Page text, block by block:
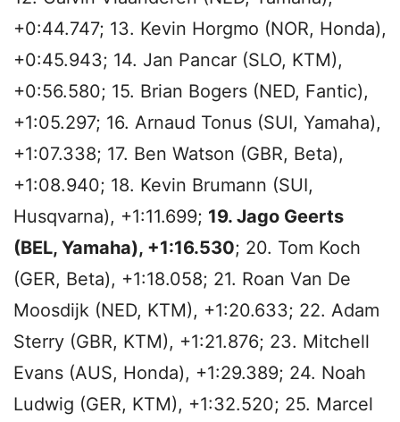
+0:44.747; 13. Kevin Horgmo (NOR, Honda),
+0:45.943; 14. Jan Pancar (SLO, KTM),
+0:56.580; 15. Brian Bogers (NED, Fantic),
+1:05.297; 16. Arnaud Tonus (SUI, Yamaha),
+1:07.338; 17. Ben Watson (GBR, Beta),
+1:08.940; 18. Kevin Brumann (SUI,
Husqvarna), +1:11.699; 19. Jago Geerts
(BEL, Yamaha), +1:16.530; 20. Tom Koch
(GER, Beta), +1:18.058; 21. Roan Van De
Moosdijk (NED, KTM), +1:20.633; 22. Adam
Sterry (GBR, KTM), +1:21.876; 23. Mitchell
Evans (AUS, Honda), +1:29.389; 24. Noah
Ludwig (GER, KTM), +1:32.520; 25. Marcel